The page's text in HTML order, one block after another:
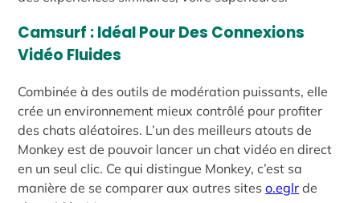
Camsurf : Idéal Pour Des Connexions
Vidéo Fluides
Combinée à des outils de modération puissants, elle
crée un environnement mieux contrôlé pour profiter
des chats aléatoires. L’un des meilleurs atouts de
Monkey est de pouvoir lancer un chat vidéo en direct
en un seul clic. Ce qui distingue Monkey, c’est sa
manière de se comparer aux autres siteso.eglr de